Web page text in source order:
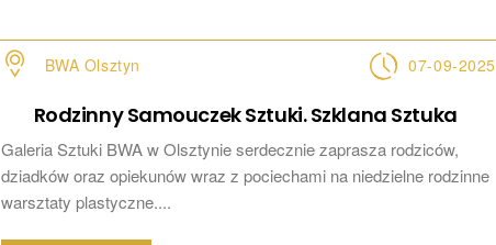
BWA Olsztyn 07-09-2025
Rodzinny Samouczek Sztuki. Szklana Sztuka
Galeria Sztuki BWA w Olsztynie serdecznie zaprasza rodziców,
dziadków oraz opiekunów wraz z pociechami na niedzielne rodzinne
warsztaty plastyczne....